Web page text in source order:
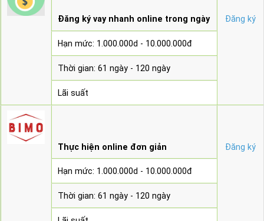
Đăng ký vay nhanh online trong ngày Đăng ký
Hạn mức: 1.000.000d - 10.000.000đ
Thời gian: 61 ngày - 120 ngày
Lãi suất
Thực hiện online đơn giản Đăng ký
Hạn mức: 1.000.000d - 10.000.000đ
Thời gian: 61 ngày - 120 ngày